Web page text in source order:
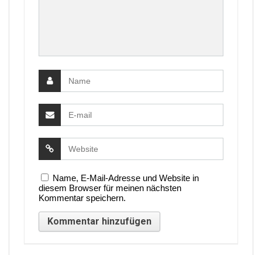
Name, E-Mail-Adresse und Website in
diesem Browser für meinen nächsten
Kommentar speichern.